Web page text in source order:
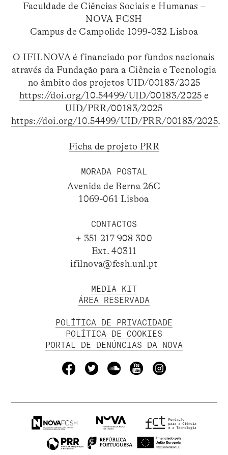
Faculdade de Ciências Sociais e Humanas –
NOVA FCSH
Campus de Campolide 1099-032 Lisboa
O IFILNOVA é financiado por fundos nacionais
através da Fundação para a Ciência e Tecnologia
no âmbito dos projetos UID/00183/2025
https://doi.org/10.54499/UID/00183/2025 e
UID/PRR/00183/2025
https://doi.org/10.54499/UID/PRR/00183/2025.
Ficha de projeto PRR
MORADA POSTAL
Avenida de Berna 26C
1069-061 Lisboa
CONTACTOS
+ 351 217 908 300
Ext. 40311
ifilnova@fcsh.unl.pt
MEDIA KIT
ÁREA RESERVADA
POLÍTICA DE PRIVACIDADE
POLÍTICA DE COOKIES
PORTAL DE DENÚNCIAS DA NOVA